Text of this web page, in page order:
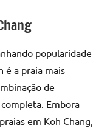
popularidade
é a praia mais
de
Embora
em Koh Chang,